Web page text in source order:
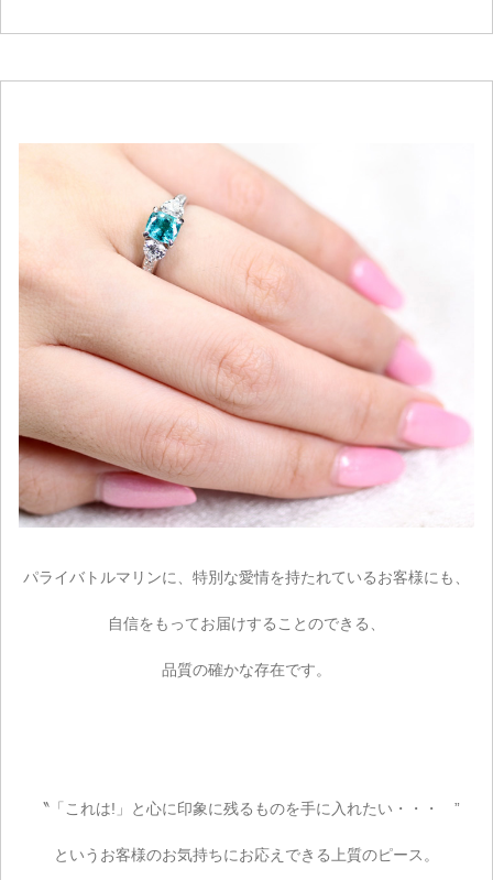
パライバトルマリンに、特別な愛情を持たれているお客様にも、
自信をもってお届けすることのできる、
品質の確かな存在です。
〝「これは!」と心に印象に残るものを手に入れたい・・・ ”
というお客様のお気持ちにお応えできる上質のピース。